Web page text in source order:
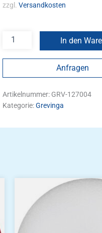
zzgl. Versandkosten
In den
Anfragen
Artikelnummer: GRV-127004
Kategorie:Grevinga